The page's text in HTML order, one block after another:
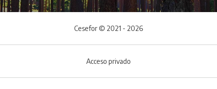
Cesefor © 2021 - 2026
Acceso privado